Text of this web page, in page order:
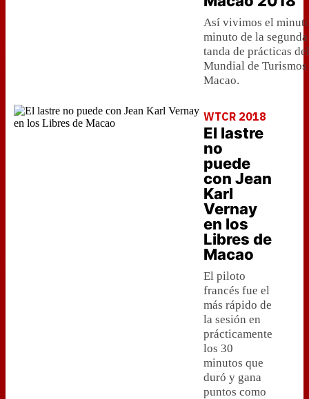
Así vivimos el
minuto de la segunda
tanda de prácticas del
Mundial de Turismos
Macao.
WTCR 2018
El lastre
no
puede
con Jean
Karl
Vernay
en los
Libres de
Macao
El piloto
francés fue el
más rápido de
la sesión en
prácticamente
los 30
minutos que
duró y gana
puntos como